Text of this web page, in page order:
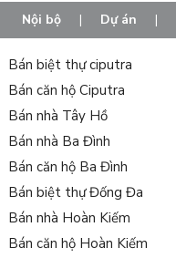
Nội bộ | Dự án |
Bán biệt thự ciputra
Bán căn hộ Ciputra
Bán nhà Tây Hồ
Bán nhà Ba Đình
Bán căn hộ Ba Đình
Bán biệt thự Đống Đa
Bán nhà Hoàn Kiếm
Bán căn hộ Hoàn Kiếm